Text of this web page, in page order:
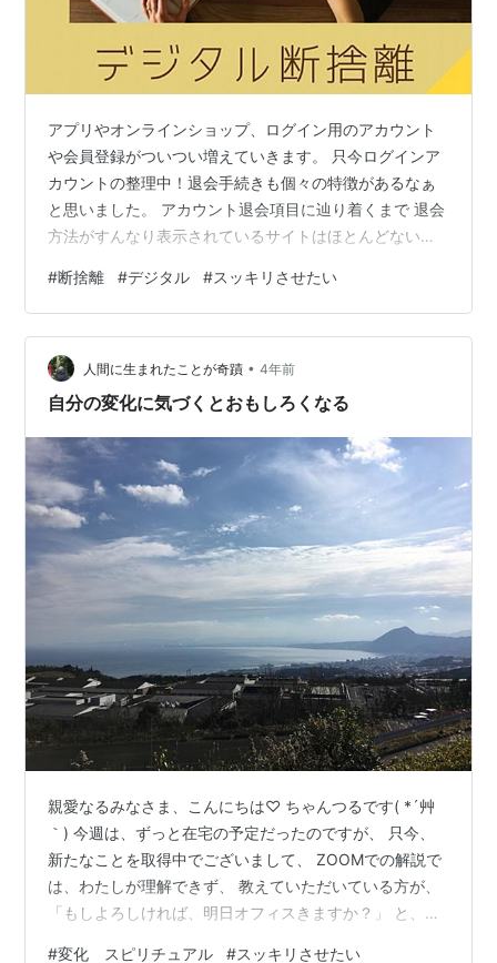
アプリやオンラインショップ、ログイン用のアカウント
や会員登録がついつい増えていきます。 只今ログインア
カウントの整理中！退会手続きも個々の特徴があるなぁ
と思いました。 アカウント退会項目に辿り着くまで 退会
方法がすんなり表示されているサイトはほとんどないの
検索やよくあるお問い合わせで調べたりしています。 退
会の際、もう1回パスワード入力や退会理由を書く欄があ
ったりして面倒ですが、これですんなり退会手続きでき
たら上出来やと思うようになりました。 問い合わせフォ
ームから退会申請 いろんな会員登録を退会中で、ダント
#断捨離 #デジタル #スッキリさせたい
人間に生まれたことが奇蹟 • 4年前
自分の変化に気づくとおもしろくなる
親愛なるみなさま、こんにちは♡ ちゃんつるです( *´艸
｀) 今週は、ずっと在宅の予定だったのですが、 只今、
新たなことを取得中でございまして、 ZOOMでの解説で
は、わたしが理解できず、 教えていただいている方が、
「もしよろしければ、明日オフィスきますか？」 と、声
#変化 スピリチュアル #スッキリさせたい